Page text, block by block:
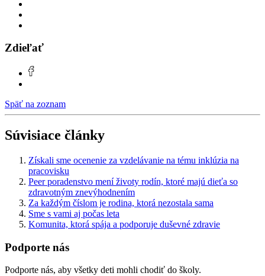
Zdieľať
Späť na zoznam
Súvisiace články
Získali sme ocenenie za vzdelávanie na tému inklúzia na
pracovisku
Peer poradenstvo mení životy rodín, ktoré majú dieťa so
zdravotným znevýhodnením
Za každým číslom je rodina, ktorá nezostala sama
Sme s vami aj počas leta
Komunita, ktorá spája a podporuje duševné zdravie
Podporte nás
Podporte nás, aby všetky deti mohli chodiť do školy.